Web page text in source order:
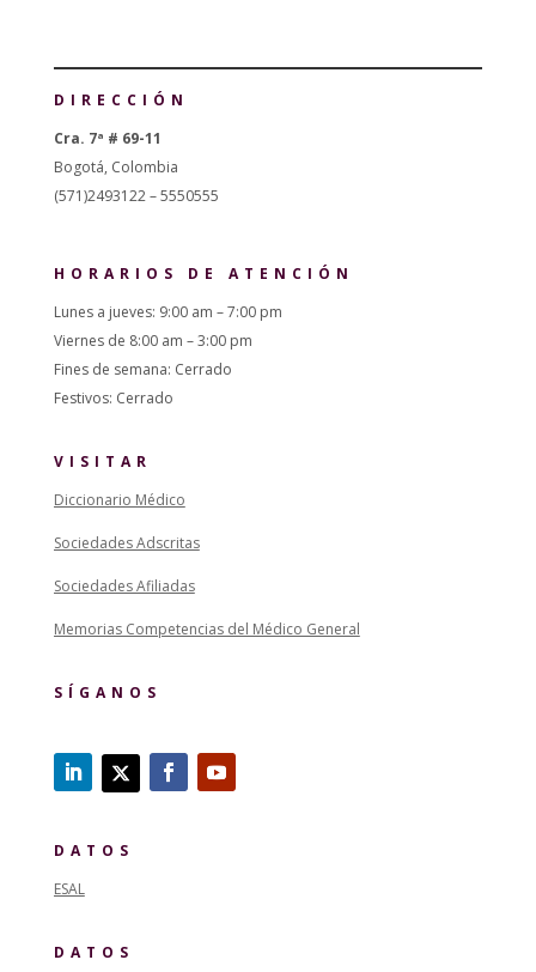
DIRECCIÓN
Cra. 7ª # 69-11
Bogotá, Colombia
(571)2493122 – 5550555
HORARIOS DE ATENCIÓN
Lunes a jueves: 9:00 am – 7:00 pm
Viernes de 8:00 am – 3:00 pm
Fines de semana: Cerrado
Festivos: Cerrado
VISITAR
Diccionario Médico
Sociedades Adscritas
Sociedades Afiliadas
Memorias Competencias del Médico General
SÍGANOS
DATOS
ESAL
DATOS